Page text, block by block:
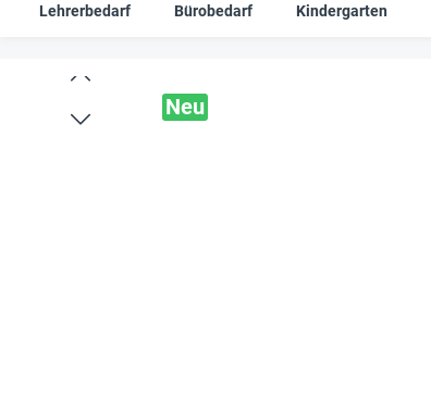
Lehrerbedarf Bürobedarf Kindergarten
Neu